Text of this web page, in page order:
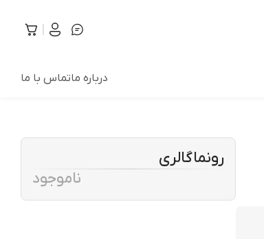
درباره ماتماس با ما
رونماگالری
ناموجود